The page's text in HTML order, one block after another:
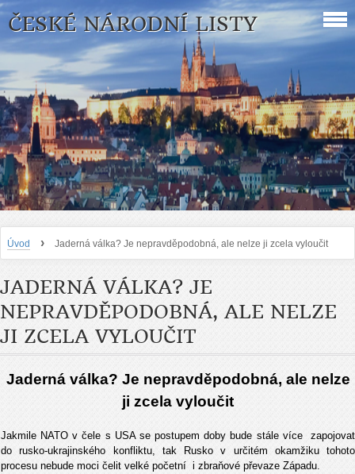
ČESKÉ NÁRODNÍ LISTY
Úvod › Jaderná válka? Je nepravděpodobná, ale nelze ji zcela vyloučit
JADERNÁ VÁLKA? JE
NEPRAVDĚPODOBNÁ, ALE NELZE
JI ZCELA VYLOUČIT
Jaderná válka? Je nepravděpodobná, ale nelze
ji zcela vyloučit
Jakmile NATO v čele s USA se postupem doby bude stále více zapojovat
do rusko-ukrajinského konfliktu, tak Rusko v určitém okamžiku tohoto
procesu nebude moci čelit velké početní i zbraňové převaze Západu.